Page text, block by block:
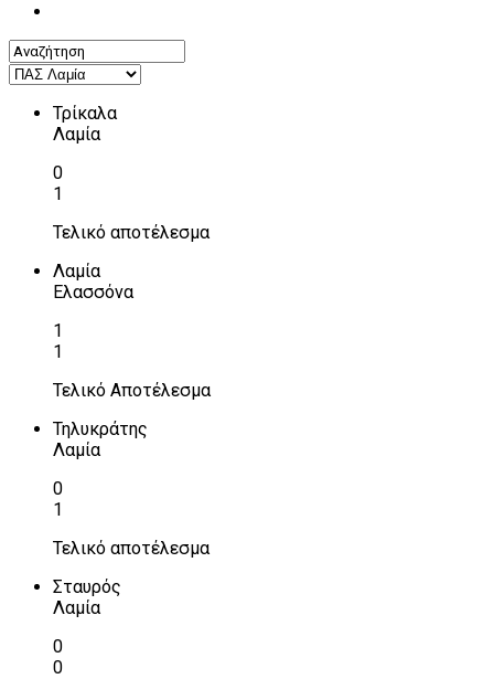
Τρίκαλα
Λαμία
0
1
Τελικό αποτέλεσμα
Λαμία
Ελασσόνα
1
1
Τελικό Αποτέλεσμα
Τηλυκράτης
Λαμία
0
1
Τελικό αποτέλεσμα
Σταυρός
Λαμία
0
0